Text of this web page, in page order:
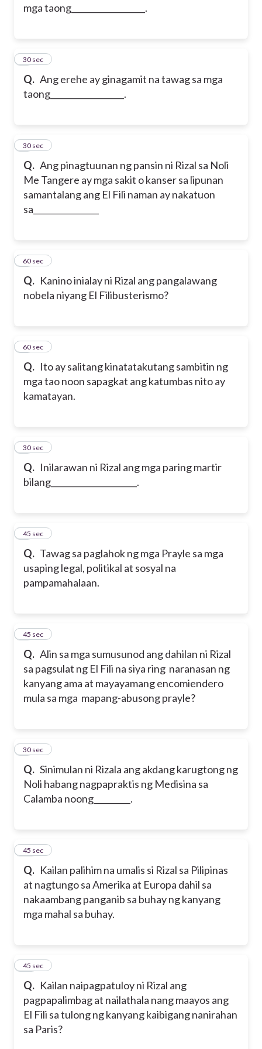
mga taong__________________.
Q. Ang erehe ay ginagamit na tawag sa mga
taong__________________.
2
30 sec
Q. Ang pinagtuunan ng pansin ni Rizal sa Noli
Me Tangere ay mga sakit o kanser sa lipunan
samantalang ang El Fili naman ay nakatuon
sa________________
3
30 sec
Q. Kanino inialay ni Rizal ang pangalawang
nobela niyang El Filibusterismo?
460 sec
Q. Ito ay salitang kinatatakutang sambitin ng
mga tao noon sapagkat ang katumbas nito ay
kamatayan.
560 sec
Q. Inilarawan ni Rizal ang mga paring martir
bilang_____________________.
6
30 sec
Q. Tawag sa paglahok ng mga Prayle sa mga
usaping legal, politikal at sosyal na
pampamahalaan.
7
45 sec
Q. Alin sa mga sumusunod ang dahilan ni Rizal
sa pagsulat ng El Fili na siya ring naranasan ng
kanyang ama at mayayamang encomiendero
mula sa mga mapang-abusong prayle?
8
45 sec
Q. Sinimulan ni Rizala ang akdang karugtong ng
Noli habang nagpapraktis ng Medisina sa
Calamba noong_________.
9
30 sec
Q. Kailan palihim na umalis si Rizal sa Pilipinas
at nagtungo sa Amerika at Europa dahil sa
nakaambang panganib sa buhay ng kanyang
mga mahal sa buhay.
10
45 sec
Q. Kailan naipagpatuloy ni Rizal ang
pagpapalimbag at nailathala nang maayos ang
El Fili sa tulong ng kanyang kaibigang nanirahan
sa Paris?
11
45 sec